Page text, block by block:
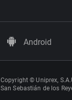
Android
Copyright © Uniprex,
San Sebastián de los